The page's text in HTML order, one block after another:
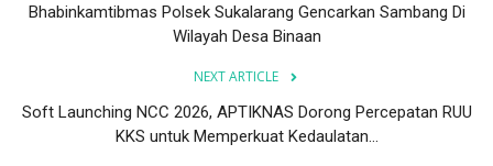
Bhabinkamtibmas Polsek Sukalarang Gencarkan Sambang Di
Wilayah Desa Binaan
NEXT ARTICLE
Soft Launching NCC 2026, APTIKNAS Dorong Percepatan RUU
KKS untuk Memperkuat Kedaulatan...